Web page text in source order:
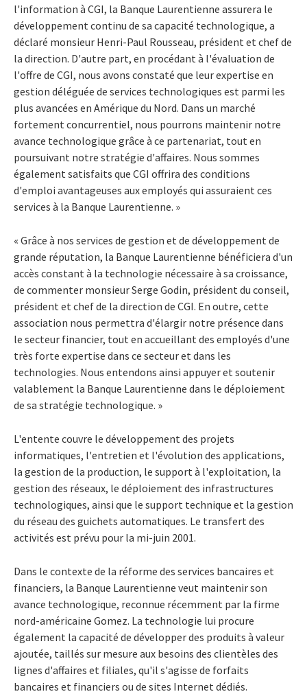
l'information à CGI, la Banque Laurentienne assurera le
développement continu de sa capacité technologique, a
déclaré monsieur Henri-Paul Rousseau, président et chef de
la direction. D'autre part, en procédant à l'évaluation de
l'offre de CGI, nous avons constaté que leur expertise en
gestion déléguée de services technologiques est parmi les
plus avancées en Amérique du Nord. Dans un marché
fortement concurrentiel, nous pourrons maintenir notre
avance technologique grâce à ce partenariat, tout en
poursuivant notre stratégie d'affaires. Nous sommes
également satisfaits que CGI offrira des conditions
d'emploi avantageuses aux employés qui assuraient ces
services à la Banque Laurentienne. »
« Grâce à nos services de gestion et de développement de
grande réputation, la Banque Laurentienne bénéficiera d'un
accès constant à la technologie nécessaire à sa croissance,
de commenter monsieur Serge Godin, président du conseil,
président et chef de la direction de CGI. En outre, cette
association nous permettra d'élargir notre présence dans
le secteur financier, tout en accueillant des employés d'une
très forte expertise dans ce secteur et dans les
technologies. Nous entendons ainsi appuyer et soutenir
valablement la Banque Laurentienne dans le déploiement
de sa stratégie technologique. »
L'entente couvre le développement des projets
informatiques, l'entretien et l'évolution des applications,
la gestion de la production, le support à l'exploitation, la
gestion des réseaux, le déploiement des infrastructures
technologiques, ainsi que le support technique et la gestion
du réseau des guichets automatiques. Le transfert des
activités est prévu pour la mi-juin 2001.
Dans le contexte de la réforme des services bancaires et
financiers, la Banque Laurentienne veut maintenir son
avance technologique, reconnue récemment par la firme
nord-américaine Gomez. La technologie lui procure
également la capacité de développer des produits à valeur
ajoutée, taillés sur mesure aux besoins des clientèles des
lignes d'affaires et filiales, qu'il s'agisse de forfaits
bancaires et financiers ou de sites Internet dédiés.